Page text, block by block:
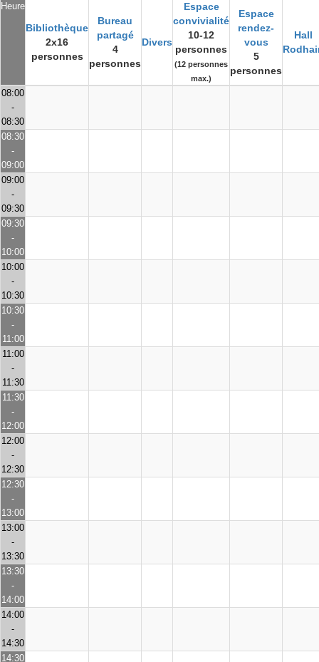
Heure
Bibliothèque
2x16
personnes
Bureau
partagé
4
personnes
Divers
Espace
convivialité
10-12
personnes
(12 personnes
max.)
Espace
rendez-
vous
5
personnes
Hall
08:00
-
08:30
08:30
-
09:00
09:00
-
09:30
09:30
-
10:00
10:00
-
10:30
10:30
-
11:00
11:00
-
11:30
11:30
-
12:00
12:00
-
12:30
12:30
-
13:00
13:00
-
13:30
13:30
-
14:00
14:00
-
14:30
14:30